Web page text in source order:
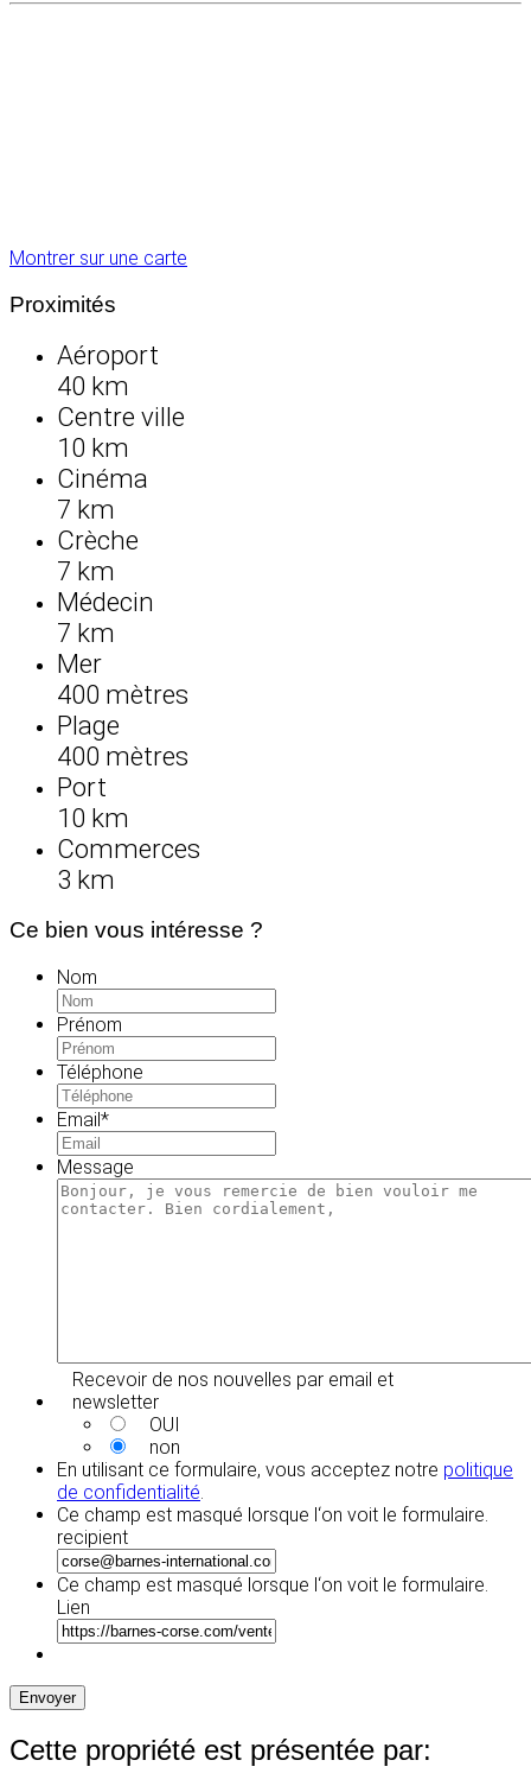
Montrer sur une carte
Proximités
Aéroport
40 km
Centre ville
10 km
Cinéma
7 km
Crèche
7 km
Médecin
7 km
Mer
400 mètres
Plage
400 mètres
Port
10 km
Commerces
3 km
Ce bien vous intéresse ?
Nom
Prénom
Téléphone
Email*
Message
Recevoir de nos nouvelles par email et
newsletter
OUI
non
En utilisant ce formulaire, vous acceptez notre politique
de confidentialité.
Ce champ est masqué lorsque l‘on voit le formulaire.
recipient
Ce champ est masqué lorsque l‘on voit le formulaire.
Lien
Envoyer
Cette propriété est présentée par: